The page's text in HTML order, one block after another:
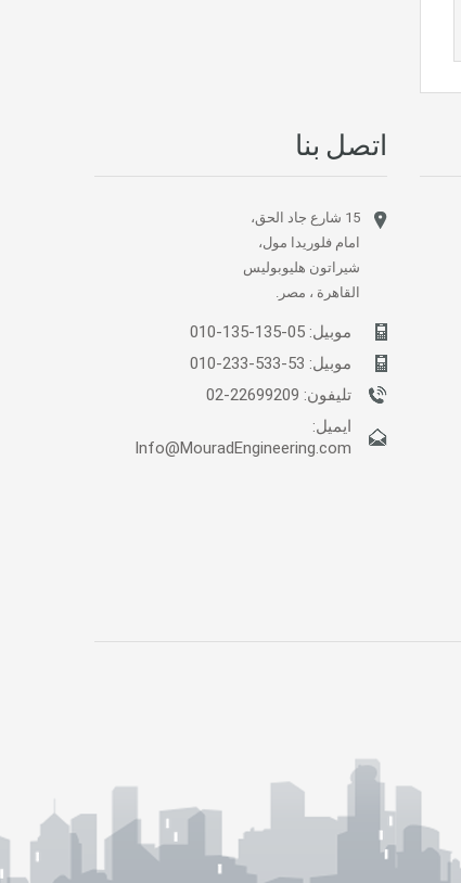
اتصل بنا
15 شارع جاد الحق،
امام فلوريدا مول،
شيراتون هليوبوليس
القاهرة ، مصر.
موبيل: 05-135-135-010
موبيل: 53-533-233-010
تليفون: 22699209-02
ايميل:
Info@MouradEngineering.com